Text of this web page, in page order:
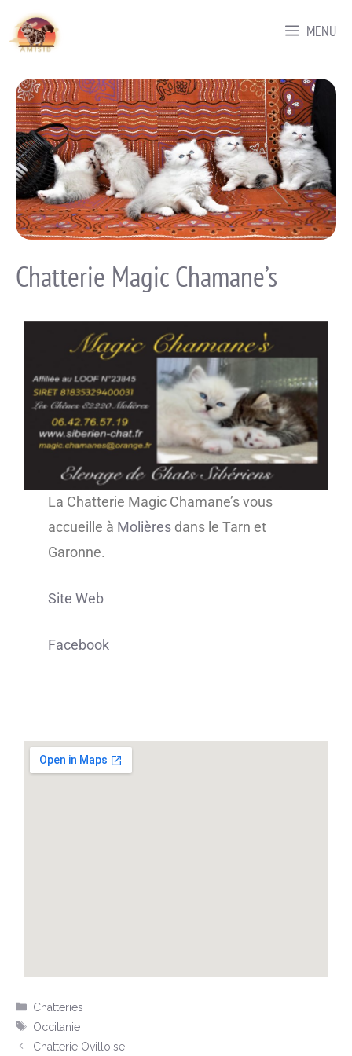
MENU
Chatterie Magic Chamane’s
La Chatterie Magic Chamane’s vous
accueille à Molières dans le Tarn et
Garonne.
Site Web
Facebook
Chatteries
Occitanie
Chatterie Ovilloise